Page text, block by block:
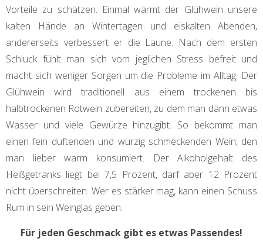
Vorteile zu schätzen. Einmal wärmt der Glühwein unsere
kalten Hände an Wintertagen und eiskalten Abenden,
andererseits verbessert er die Laune. Nach dem ersten
Schluck fühlt man sich vom jeglichen Stress befreit und
macht sich weniger Sorgen um die Probleme im Alltag. Der
Glühwein wird traditionell aus einem trockenen bis
halbtrockenen Rotwein zubereiten, zu dem man dann etwas
Wasser und viele Gewürze hinzugibt. So bekommt man
einen fein duftenden und würzig schmeckenden Wein, den
man lieber warm konsumiert. Der Alkoholgehalt des
Heißgetränks liegt bei 7,5 Prozent, darf aber 12 Prozent
nicht überschreiten. Wer es stärker mag, kann einen Schuss
Rum in sein Weinglas geben.
Für jeden Geschmack gibt es etwas Passendes!